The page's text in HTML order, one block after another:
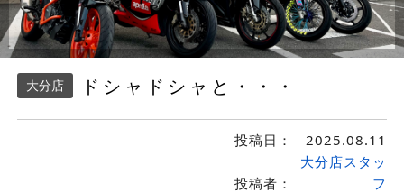
大分店 ドシャドシャと・・・
投稿日： 2025.08.11
投稿者：
大分店スタッ
フ